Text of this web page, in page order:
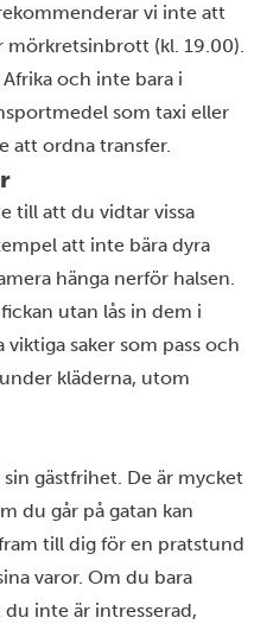
vi inte att
mörkretsinbrott (kl. 19.00).
Afrika och inte bara i
som taxi eller
att ordna transfer.
till att du vidtar vissa
att inte bära dyra
hänga nerför halsen.
utan lås in dem i
viktiga saker som pass och
kläderna, utom
gästfrihet. De är mycket
du går på gatan kan
till dig för en pratstund
varor. Om du bara
inte är intresserad,